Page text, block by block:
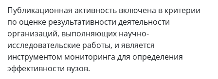
Публикационная активность включена в критерии
по оценке результативности деятельности
организаций, выполняющих научно-
исследовательские работы, и является
инструментом мониторинга для определения
эффективности вузов.